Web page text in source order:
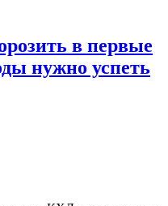
в первые
нужно успеть